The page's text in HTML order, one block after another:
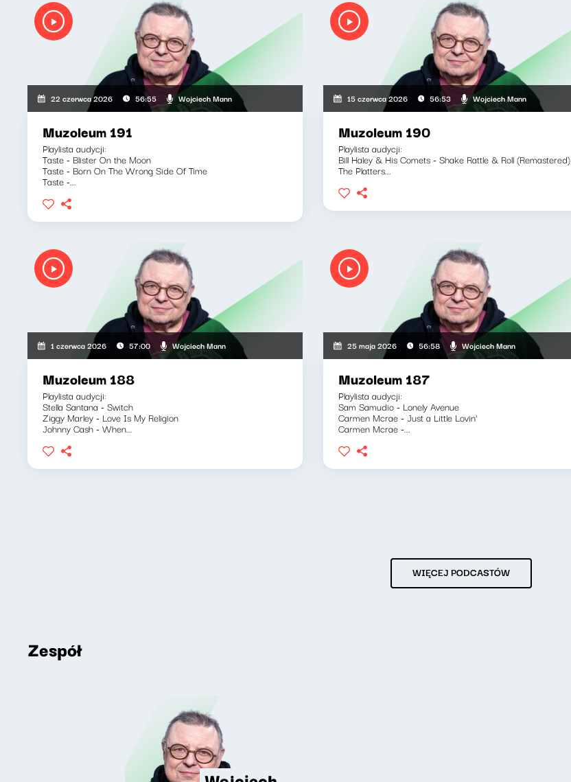
22 czerwca 2026 56:55 Wojciech Mann
Muzoleum 191
Playlista audycji:
Taste - Blister On the Moon
Taste - Born On The Wrong Side Of Time
Taste -...
15 czerwca 2026 56:53 Wojciech Mann
Muzoleum 190
Playlista audycji:
Bill Haley & His Comets - Shake Rattle & Roll (Remastered)
The Platters...
1 czerwca 2026 57:00 Wojciech Mann
Muzoleum 188
Playlista audycji:
Stella Santana - Switch
Ziggy Marley - Love Is My Religion
Johnny Cash - When...
25 maja 2026 56:58 Wojciech Mann
Muzoleum 187
Playlista audycji:
Sam Samudio - Lonely Avenue
Carmen Mcrae - Just a Little Lovin'
Carmen Mcrae -...
WIĘCEJ PODCASTÓW
Zespół